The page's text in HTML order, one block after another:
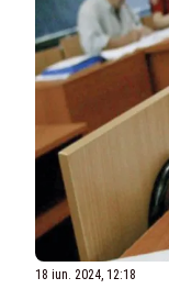
18 iun. 2024, 12:18